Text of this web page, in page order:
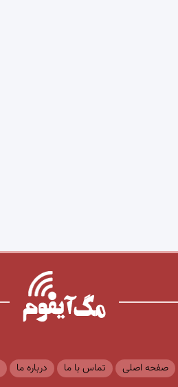
صفحه اصلی تماس با ما درباره ما